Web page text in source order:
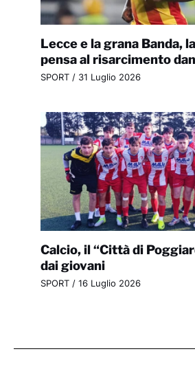
Lecce e la grana Banda,
pensa al risarcimento
SPORT/ 31 Luglio 2026
Calcio, il “Città di
dai giovani
SPORT/ 16 Luglio 2026